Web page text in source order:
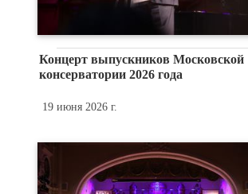
Концерт выпускников Московской
консерватории 2026 года
19 июня 2026 г.